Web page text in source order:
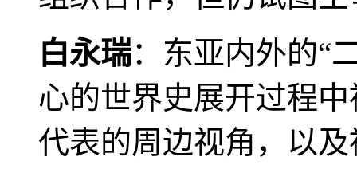
白永瑞：东亚内外的“
心的世界史展开过程
代表的周边视角，以